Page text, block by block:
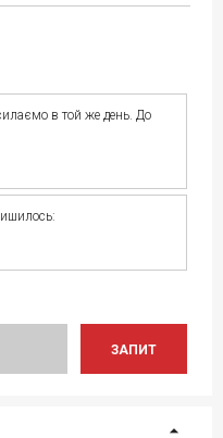
в той же день. До
ЗАПИТ